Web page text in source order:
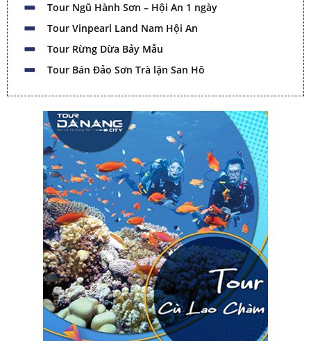
Tour Ngũ Hành Sơn – Hội An 1 ngày
Tour Vinpearl Land Nam Hội An
Tour Rừng Dừa Bảy Mẫu
Tour Bán Đảo Sơn Trà lặn San Hô